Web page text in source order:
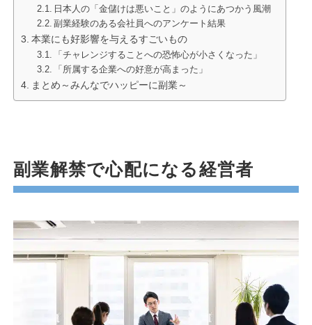
日本人の「金儲けは悪いこと」のようにあつかう風潮
副業経験のある会社員へのアンケート結果
本業にも好影響を与えるすごいもの
「チャレンジすることへの恐怖心が小さくなった」
「所属する企業への好意が高まった」
まとめ～みんなでハッピーに副業～
副業解禁で心配になる経営者